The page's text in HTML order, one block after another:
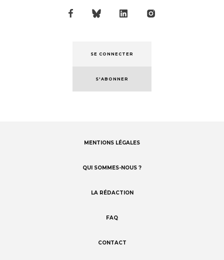
SE CONNECTER
S'ABONNER
MENTIONS LÉGALES
QUI SOMMES-NOUS ?
LA RÉDACTION
FAQ
CONTACT